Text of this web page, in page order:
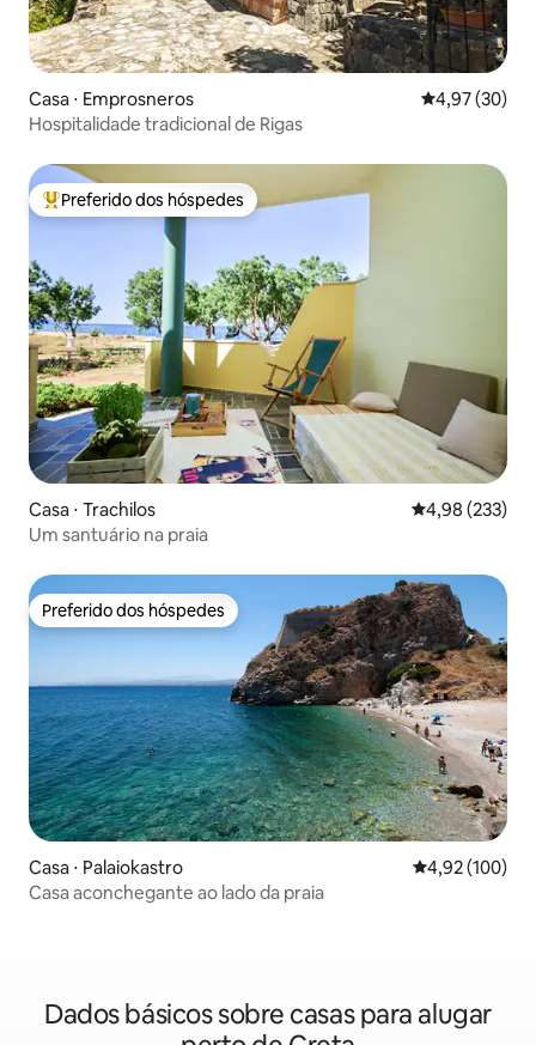
Casa ⋅ Emprosneros 4,97 de uma
4,97 (30)
Hospitalidade tradicional de Rigas
Entre os melhores preferidos dos hóspedes
Preferido dos hóspedes
Casa ⋅ Trachilos 4,98 de uma
4,98 (233)
Um santuário na praia
Preferido dos hóspedes
Preferido dos hóspedes
Casa ⋅ Palaiokastro 4,92 de uma
4,92 (100)
Casa aconchegante ao lado da praia
Dados básicos sobre casas para alugar